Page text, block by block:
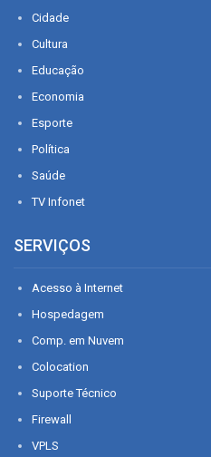
Cidade
Cultura
Educação
Economia
Esporte
Política
Saúde
TV Infonet
SERVIÇOS
Acesso à Internet
Hospedagem
Comp. em Nuvem
Colocation
Suporte Técnico
Firewall
VPLS